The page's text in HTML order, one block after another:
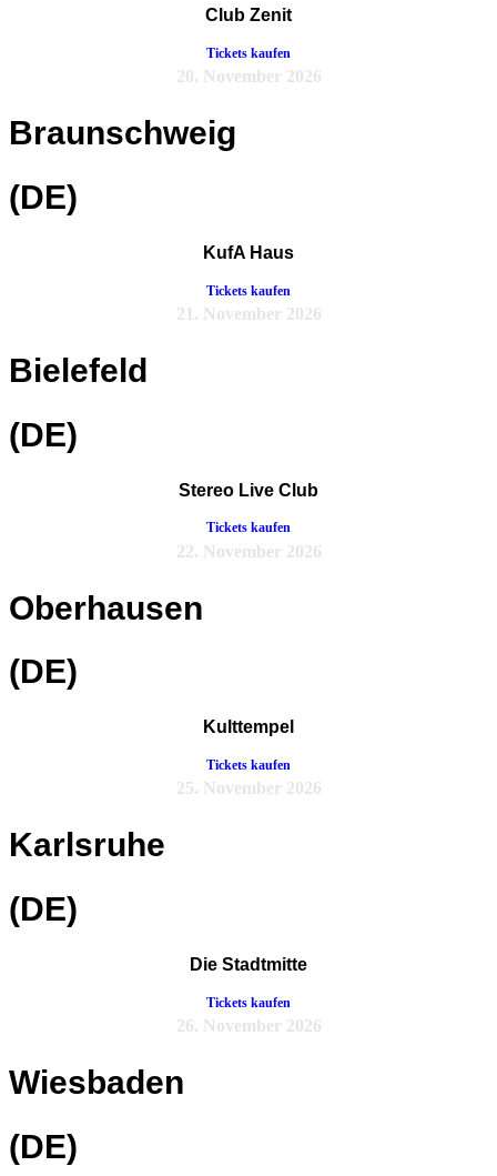
Club Zenit
Tickets kaufen
20. November 2026
Braunschweig
(DE)
KufA Haus
Tickets kaufen
21. November 2026
Bielefeld
(DE)
Stereo Live Club
Tickets kaufen
22. November 2026
Oberhausen
(DE)
Kulttempel
Tickets kaufen
25. November 2026
Karlsruhe
(DE)
Die Stadtmitte
Tickets kaufen
26. November 2026
Wiesbaden
(DE)